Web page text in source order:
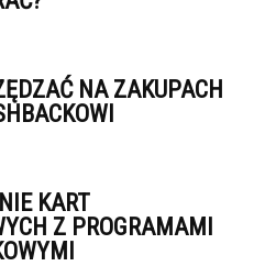
NA ZAKUPACH
KART
Z PROGRAMAMI